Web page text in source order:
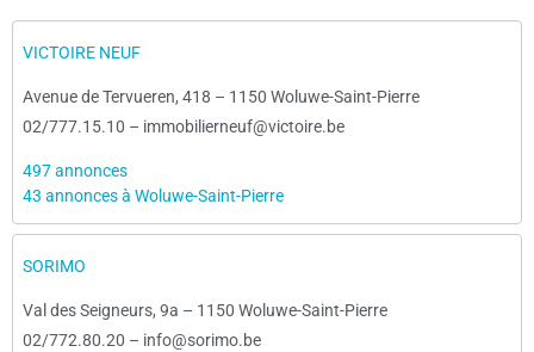
VICTOIRE NEUF
Avenue de Tervueren, 418 – 1150 Woluwe-Saint-Pierre
02/777.15.10 – immobilierneuf@victoire.be
497 annonces
43 annonces à Woluwe-Saint-Pierre
SORIMO
Val des Seigneurs, 9a – 1150 Woluwe-Saint-Pierre
02/772.80.20 – info@sorimo.be